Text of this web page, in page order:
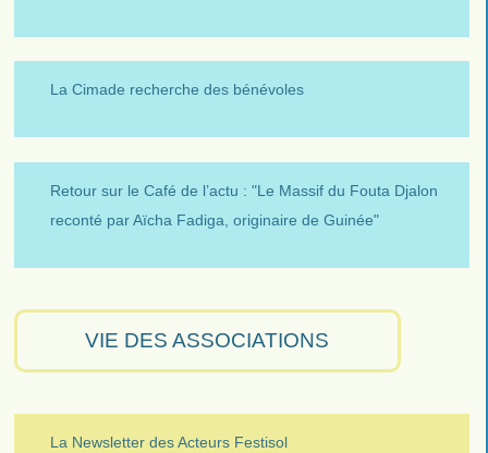
La Cimade recherche des bénévoles
Retour sur le Café de l’actu : "Le Massif du Fouta Djalon
reconté par Aïcha Fadiga, originaire de Guinée"
VIE DES ASSOCIATIONS
La Newsletter des Acteurs Festisol